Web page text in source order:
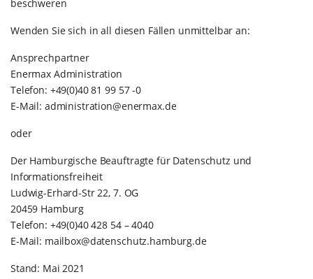
beschweren
Wenden Sie sich in all diesen Fällen unmittelbar an:
Ansprechpartner
Enermax Administration
Telefon: +49(0)40 81 99 57 -0
E-Mail: administration@enermax.de
oder
Der Hamburgische Beauftragte für Datenschutz und
Informationsfreiheit
Ludwig-Erhard-Str 22, 7. OG
20459 Hamburg
Telefon: +49(0)40 428 54 – 4040
E-Mail: mailbox@datenschutz.hamburg.de
Stand: Mai 2021